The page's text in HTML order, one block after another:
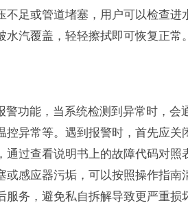
足或管道堵塞，用户可以检查进
汽覆盖，轻轻擦拭即可恢复正常。
警功能，当系统检测到异常时，会
控异常等。遇到报警时，首先应关
通过查看说明书上的故障代码对照
或感应器污垢，可以按照操作指南
务，避免私自拆解导致更严重损